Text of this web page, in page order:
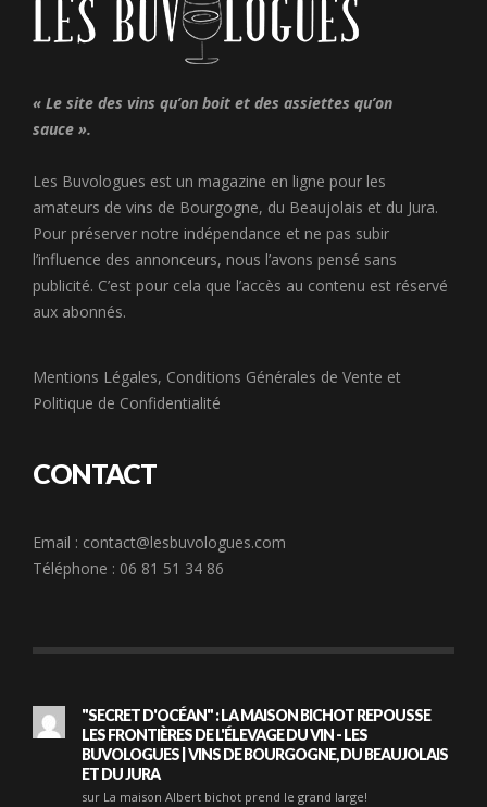
« Le site des vins qu’on boit et des assiettes qu’on
sauce ».
Les Buvologues est un magazine en ligne pour les
amateurs de vins de Bourgogne, du Beaujolais et du Jura.
Pour préserver notre indépendance et ne pas subir
l’influence des annonceurs, nous l’avons pensé sans
publicité. C’est pour cela que l’accès au contenu est réservé
aux abonnés.
Mentions Légales, Conditions Générales de Vente et
Politique de Confidentialité
CONTACT
Email : contact@lesbuvologues.com
Téléphone : 06 81 51 34 86
"SECRET D'OCÉAN" : LA MAISON BICHOT REPOUSSE
LES FRONTIÈRES DE L'ÉLEVAGE DU VIN - LES
BUVOLOGUES | VINS DE BOURGOGNE, DU BEAUJOLAIS
ET DU JURA
sur La maison Albert bichot prend le grand large!